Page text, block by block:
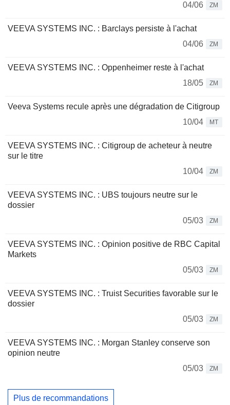
04/06
ZM
VEEVA SYSTEMS INC. : Barclays persiste à l'achat
04/06
ZM
VEEVA SYSTEMS INC. : Oppenheimer reste à l'achat
18/05
ZM
Veeva Systems recule après une dégradation de Citigroup
10/04
MT
VEEVA SYSTEMS INC. : Citigroup de acheteur à neutre
sur le titre
10/04
ZM
VEEVA SYSTEMS INC. : UBS toujours neutre sur le
dossier
05/03
ZM
VEEVA SYSTEMS INC. : Opinion positive de RBC Capital
Markets
05/03
ZM
VEEVA SYSTEMS INC. : Truist Securities favorable sur le
dossier
05/03
ZM
VEEVA SYSTEMS INC. : Morgan Stanley conserve son
opinion neutre
05/03
ZM
Plus de recommandations